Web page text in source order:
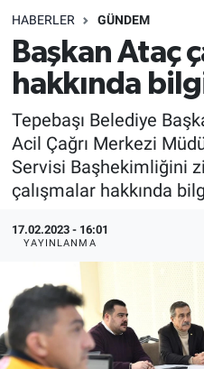
HABERLER GÜNDEM
Başkan Ataç
hakkında
Tepebaşı Belediye
Acil Çağrı Merkezi
Servisi Başhekimliğini
çalışmalar hakkında
17.02.2023 - 16:01
YAYINLANMA
Gündem
Türkiye
Dünya
Sağlık
Alış-Veriş/İş dünyası
Eskişehirspor Arşivi
Eskişehir Arşivi
Röportaj
Ekonomi
Kültür Sanat
Politika
Bilecik
Kütahya
Süper Lig Puan
Tüm Manşetler
Son Dakika Haberleri
Haber Arşivi